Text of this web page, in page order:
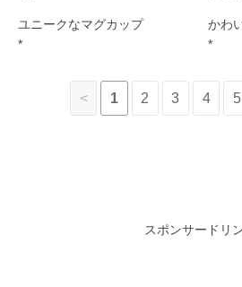
ユニークなマグカップ
*
かわ
*
< 1 2 3 4 5
スポンサードリ